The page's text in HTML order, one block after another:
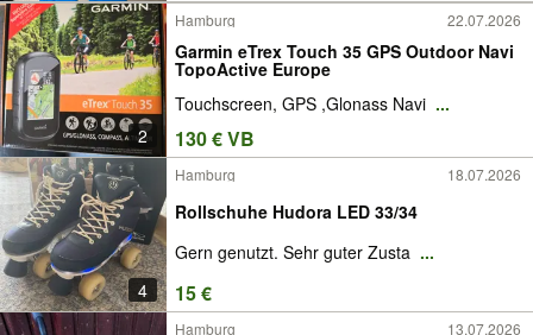
2
Hamburg 22.07.2026
Garmin eTrex Touch 35 GPS Outdoor Navi
TopoActive Europe
Touchscreen, GPS ,Glonass Navi ...
130 € VB
4
Hamburg 18.07.2026
Rollschuhe Hudora LED 33/34
Gern genutzt. Sehr guter Zusta ...
15 €
Hamburg 13.07.2026